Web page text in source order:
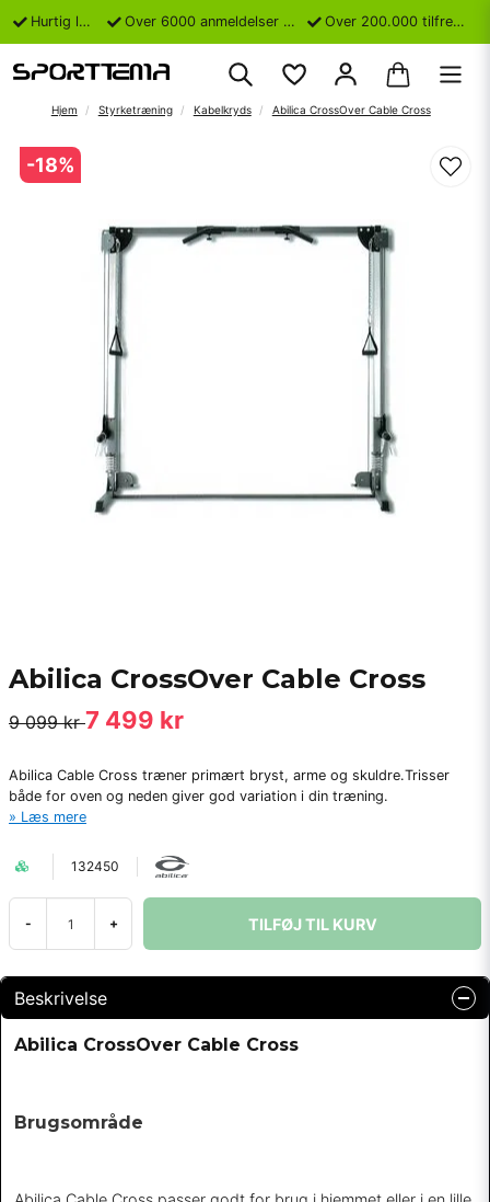
Hurtig levering Over 6000 anmeldelser på Trustpilot Over 200.000 tilfredse kunder
Hjem Styrketræning Kabelkryds Abilica CrossOver Cable Cross
-18%
Abilica CrossOver Cable Cross
9 099 kr7 499 kr
Abilica Cable Cross træner primært bryst, arme og skuldre.Trisser
både for oven og neden giver god variation i din træning.
Læs mere
132450
- + TILFØJ TIL KURV
Beskrivelse
Abilica CrossOver Cable Cross
Brugsområde